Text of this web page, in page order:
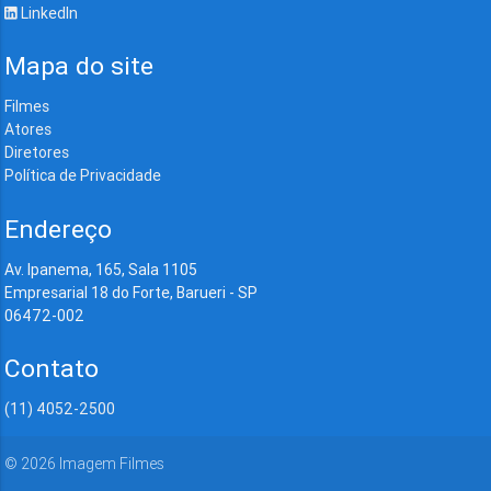
LinkedIn
Mapa do site
Filmes
Atores
Diretores
Política de Privacidade
Endereço
Av. Ipanema, 165, Sala 1105
Empresarial 18 do Forte, Barueri - SP
06472-002
Contato
(11) 4052-2500
© 2026 Imagem Filmes